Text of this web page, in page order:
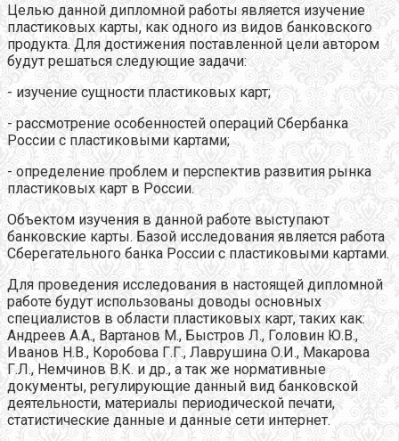
Целью данной дипломной работы является изучение
пластиковых карты, как одного из видов банковского
продукта. Для достижения поставленной цели автором
будут решаться следующие задачи:
- изучение сущности пластиковых карт;
- рассмотрение особенностей операций Сбербанка
России с пластиковыми картами;
- определение проблем и перспектив развития рынка
пластиковых карт в России.
Объектом изучения в данной работе выступают
банковские карты. Базой исследования является работа
Сберегательного банка России с пластиковыми картами.
Для проведения исследования в настоящей дипломной
работе будут использованы доводы основных
специалистов в области пластиковых карт, таких как:
Андреев А.А., Вартанов М., Быстров Л., Головин Ю.В.,
Иванов Н.В., Коробова Г.Г., Лаврушина О.И., Макарова
Г.Л., Немчинов В.К. и др., а так же нормативные
документы, регулирующие данный вид банковской
деятельности, материалы периодической печати,
статистические данные и данные сети интернет.